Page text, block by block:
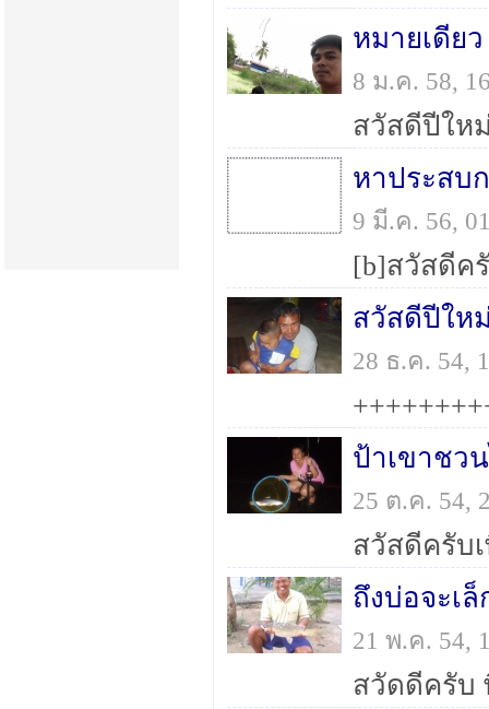
หมายเดีย
8 ม.ค. 58,
หาประสบ
9 มี.ค. 56,
สวัสดีปีให
28 ธ.ค. 54,
ป้าเขาชว
25 ต.ค. 54,
ถึงบ่อจะเ
21 พ.ค. 54,